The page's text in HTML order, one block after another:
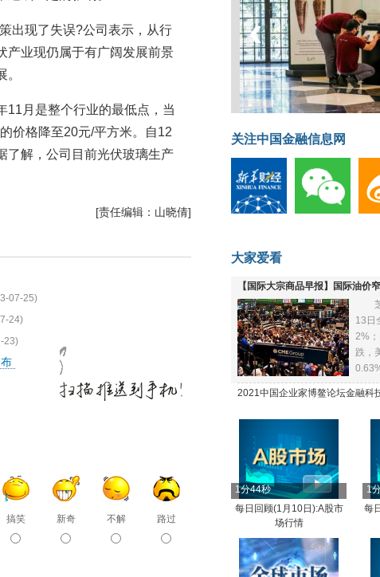
出现了失误?公司表示，从行
产业现仍属于有广阔发展前景
11月是整个行业的最低点，当
价格降至20元/平方米。自12
了解，公司目前光伏玻璃生产
[责任编辑：山晓倩]
07-25)
24)
23)
搞笑 新奇 不解 路过
菲律宾：防疫降级
‹
关注中国金融信息网
大家爱看
【国际大宗商品早报】国际油价
全线下跌
13日
2%
跌，
2021中国企业家博鳌论坛金融科
1分44秒
每日回顾(1月10日):A股市
场行情
1
每